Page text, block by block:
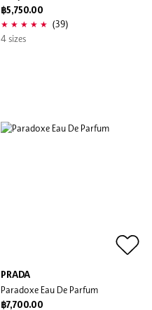
฿5,750.00
(39)
4 sizes
PRADA
Paradoxe Eau De Parfum
฿7,700.00